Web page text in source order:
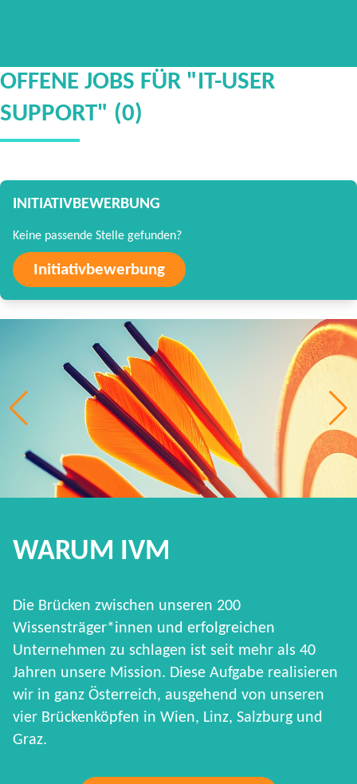
OFFENE JOBS FÜR "IT-USER
SUPPORT" (0)
INITIATIVBEWERBUNG
Keine passende Stelle gefunden?
Initiativbewerbung
WARUM IVM
Die Brücken zwischen unseren 200
Wissensträger*innen und erfolgreichen
Unternehmen zu schlagen ist seit mehr als 40
Jahren unsere Mission. Diese Aufgabe realisieren
wir in ganz Österreich, ausgehend von unseren
vier Brückenköpfen in Wien, Linz, Salzburg und
Graz.